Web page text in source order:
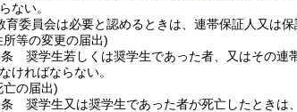
ない。
育委員会は必要と認めるときは、連帯保証人又は保
所等の変更の届出)
奨学生若しくは奨学生であった者、又はその
ければならない。
亡の届出)
奨学生又は奨学生であった者が死亡したときは